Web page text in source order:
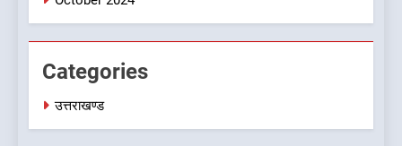
खड़ी हुई जिंदगी
उत्तराखण्ड
Categories
उत्तराखण्ड